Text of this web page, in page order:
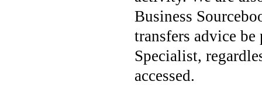
Business
transfers advice
Specialist,
accessed.